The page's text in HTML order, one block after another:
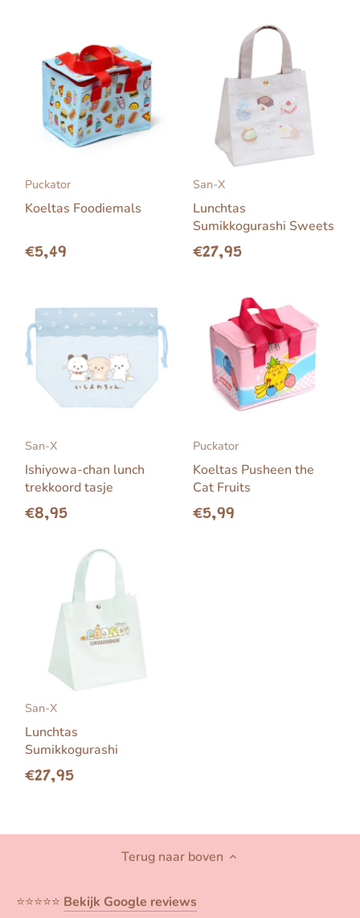
Puckator
Koeltas Foodiemals
€5,49
San-X
Lunchtas
Sumikkogurashi Sweets
€27,95
San-X
Ishiyowa-chan lunch
trekkoord tasje
€8,95
Puckator
Koeltas Pusheen the
Cat Fruits
€5,99
San-X
Lunchtas
Sumikkogurashi
€27,95
Terug naar boven
⭐️⭐️⭐️⭐️⭐️ Bekijk Google reviews